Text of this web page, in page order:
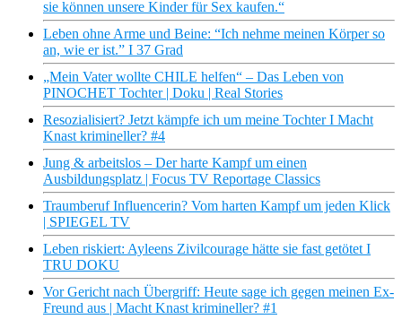
sie können unsere Kinder für Sex kaufen.“
Leben ohne Arme und Beine: “Ich nehme meinen Körper so
an, wie er ist.” I 37 Grad
„Mein Vater wollte CHILE helfen“ – Das Leben von
PINOCHET Tochter | Doku | Real Stories
Resozialisiert? Jetzt kämpfe ich um meine Tochter I Macht
Knast krimineller? #4
Jung & arbeitslos – Der harte Kampf um einen
Ausbildungsplatz | Focus TV Reportage Classics
Traumberuf Influencerin? Vom harten Kampf um jeden Klick
| SPIEGEL TV
Leben riskiert: Ayleens Zivilcourage hätte sie fast getötet I
TRU DOKU
Vor Gericht nach Übergriff: Heute sage ich gegen meinen Ex-
Freund aus | Macht Knast krimineller? #1